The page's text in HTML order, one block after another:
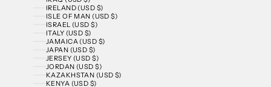
IRELAND (USD $)
ISLE OF MAN (USD $)
ISRAEL (USD $)
ITALY (USD $)
JAMAICA (USD $)
JAPAN (USD $)
JERSEY (USD $)
JORDAN (USD $)
KAZAKHSTAN (USD $)
KENYA (USD $)